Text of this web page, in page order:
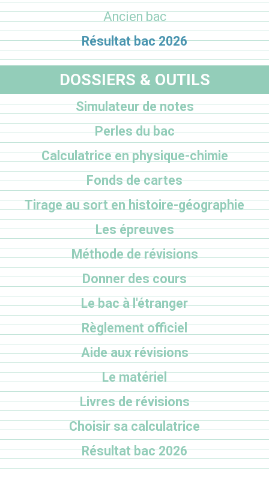
Ancien bac
Résultat bac 2026
DOSSIERS & OUTILS
Simulateur de notes
Perles du bac
Calculatrice en physique-chimie
Fonds de cartes
Tirage au sort en histoire-géographie
Les épreuves
Méthode de révisions
Donner des cours
Le bac à l'étranger
Règlement officiel
Aide aux révisions
Le matériel
Livres de révisions
Choisir sa calculatrice
Résultat bac 2026